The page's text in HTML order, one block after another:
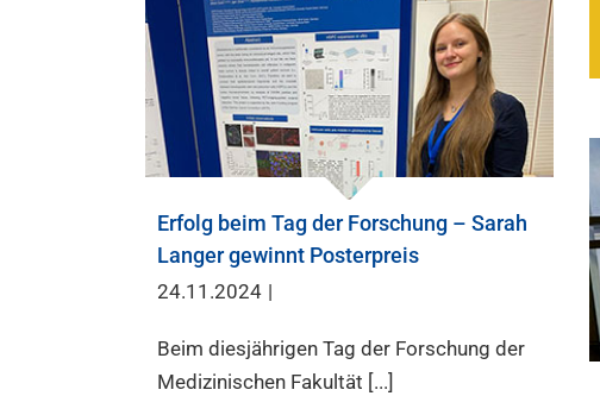
Erfolg beim Tag der Forschung – Sarah
Langer gewinnt Posterpreis
24.11.2024 |
Beim diesjährigen Tag der Forschung der
Medizinischen Fakultät [...]